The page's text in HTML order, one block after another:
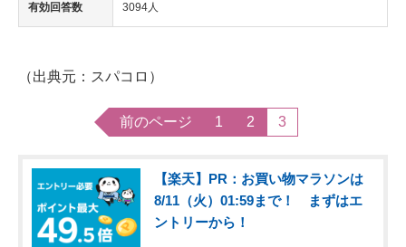
有効回答数 3094人
（出典元：スパコロ）
前のページ 1 2 3
【楽天】PR：お買い物マラソンは
8/11（火）01:59まで！ まずはエ
ントリーから！